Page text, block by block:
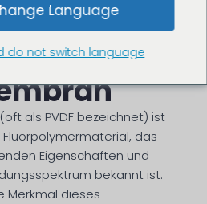
als PVDF bezeichnet) ist
das
Eigenschaften und
bekannt ist.
Merkmal dieses
Language
do not switch language